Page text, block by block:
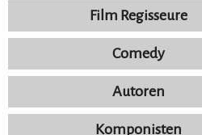
Film Regisseure
Comedy
Autoren
Komponisten